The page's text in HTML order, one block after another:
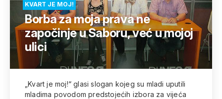
KVART JE MOJ!
Borba za moja prava ne
započinje u Saboru, već u mojoj
ulici
„Kvart je moj!“ glasi slogan kojeg su mladi uputili
mladima povodom predstojećih izbora za vijeća